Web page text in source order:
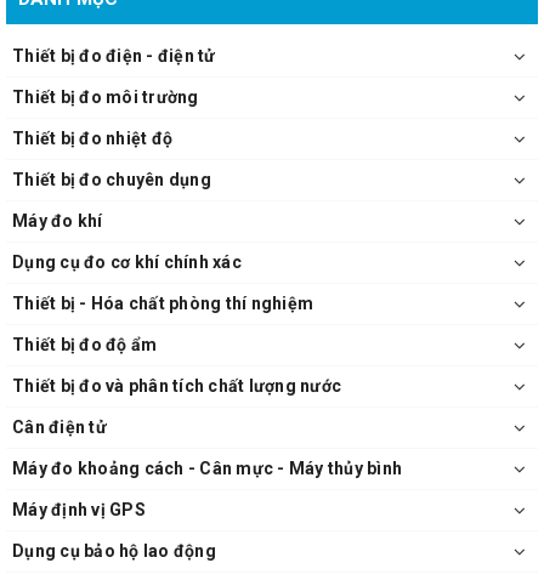
(6.61 in) D
- Khối lượng: 3.1 kg (109.3 oz)
(Includes PC commands and sample software) ×1.
Máy đo LCR Hioki IM3533
Thiết bị đo điện - điện tử
Thiết bị đo môi trường
Thiết bị đo nhiệt độ
Thiết bị đo chuyên dụng
Máy đo khí
Dụng cụ đo cơ khí chính xác
Thiết bị - Hóa chất phòng thí nghiệm
Thiết bị đo độ ẩm
Thiết bị đo và phân tích chất lượng nước
Cân điện tử
Máy đo khoảng cách - Cân mực - Máy thủy bình
Máy định vị GPS
Dụng cụ bảo hộ lao động